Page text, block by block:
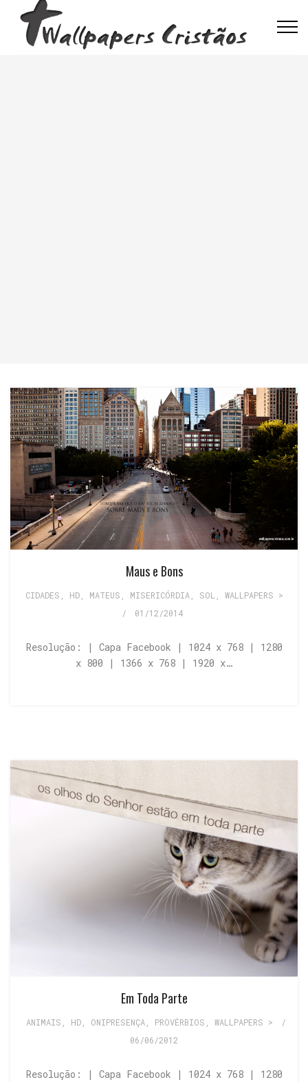
Maus e Bons
CIDADES HD, MATEUS MISERICÓRDIA, SOL
WALLPAPERS >
/
01/12/2014
Resolução: | Capa Facebook | 1024 x 768 | 1280
x 800 | 1366 x 768 | 1920 x…
Em Toda Parte
ANIMAIS HD, ONIPRESENÇA, PROVÉRBIOS WALLPAPERS >
/
06/06/2012
Resolução: | Capa Facebook | 1024 x 768 | 1280